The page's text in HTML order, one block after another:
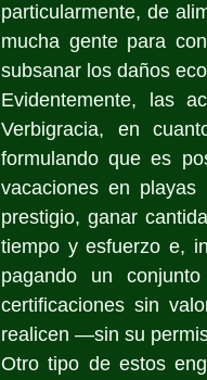
particularmente, de
mucha gente para
subsanar los daños
Evidentemente, las
Verbigracia, en
formulando que es
vacaciones en
prestigio, ganar
tiempo y esfuerzo e,
pagando un
certificaciones sin
realicen —sin su
Otro tipo de estos